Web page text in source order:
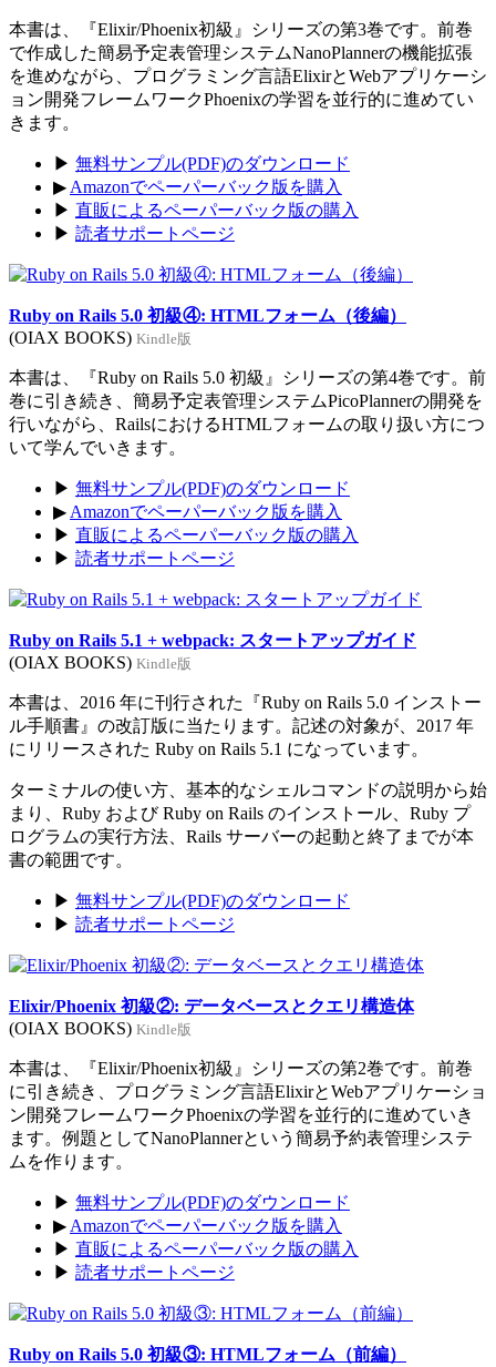
本書は、『Elixir/Phoenix初級』シリーズの第3巻です。前巻
で作成した簡易予定表管理システムNanoPlannerの機能拡張
を進めながら、プログラミング言語ElixirとWebアプリケーシ
ョン開発フレームワークPhoenixの学習を並行的に進めてい
きます。
▶ 無料サンプル(PDF)のダウンロード
▶ Amazonでペーパーバック版を購入
▶ 直販によるペーパーバック版の購入
▶ 読者サポートページ
Ruby on Rails 5.0 初級④: HTMLフォーム（後編）
(OIAX BOOKS) Kindle版
本書は、『Ruby on Rails 5.0 初級』シリーズの第4巻です。前
巻に引き続き、簡易予定表管理システムPicoPlannerの開発を
行いながら、RailsにおけるHTMLフォームの取り扱い方につ
いて学んでいきます。
▶ 無料サンプル(PDF)のダウンロード
▶ Amazonでペーパーバック版を購入
▶ 直販によるペーパーバック版の購入
▶ 読者サポートページ
Ruby on Rails 5.1 + webpack: スタートアップガイド
(OIAX BOOKS) Kindle版
本書は、2016 年に刊行された『Ruby on Rails 5.0 インストー
ル手順書』の改訂版に当たります。記述の対象が、2017 年
にリリースされた Ruby on Rails 5.1 になっています。
ターミナルの使い方、基本的なシェルコマンドの説明から始
まり、Ruby および Ruby on Rails のインストール、Ruby プ
ログラムの実行方法、Rails サーバーの起動と終了までが本
書の範囲です。
▶ 無料サンプル(PDF)のダウンロード
▶ 読者サポートページ
Elixir/Phoenix 初級②: データベースとクエリ構造体
(OIAX BOOKS) Kindle版
本書は、『Elixir/Phoenix初級』シリーズの第2巻です。前巻
に引き続き、プログラミング言語ElixirとWebアプリケーショ
ン開発フレームワークPhoenixの学習を並行的に進めていき
ます。例題としてNanoPlannerという簡易予約表管理システ
ムを作ります。
▶ 無料サンプル(PDF)のダウンロード
▶ Amazonでペーパーバック版を購入
▶ 直販によるペーパーバック版の購入
▶ 読者サポートページ
Ruby on Rails 5.0 初級③: HTMLフォーム（前編）